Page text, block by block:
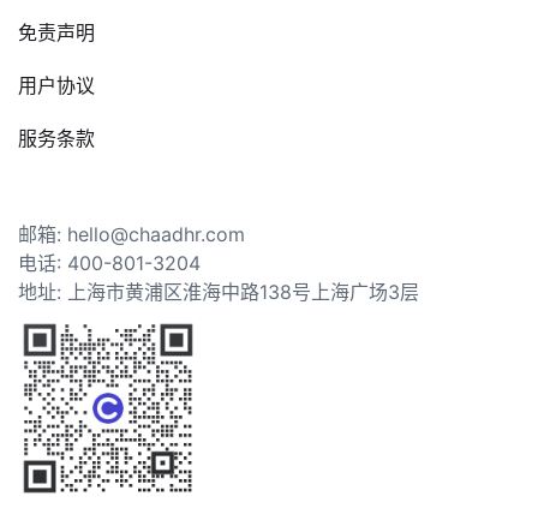
免责声明
用户协议
服务条款
邮箱: hello@chaadhr.com
电话: 400-801-3204
地址: 上海市黄浦区淮海中路138号上海广场3层